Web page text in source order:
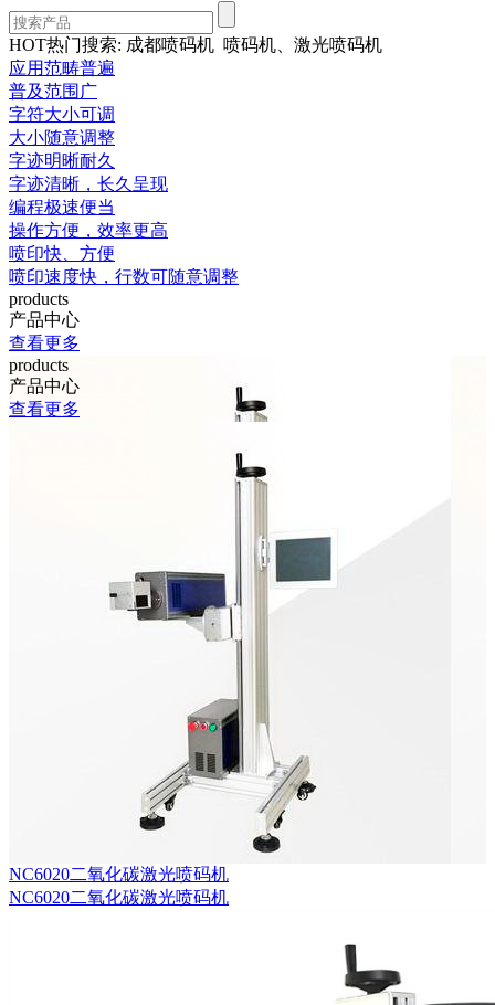
HOT热门搜索: 成都喷码机 喷码机、激光喷码机
应用范畴普遍
普及范围广
字符大小可调
大小随意调整
字迹明晰耐久
字迹清晰，长久呈现
编程极速便当
操作方便，效率更高
喷印快、方便
喷印速度快，行数可随意调整
products
产品中心
查看更多
products
产品中心
查看更多
NC6020二氧化碳激光喷码机
NC6020二氧化碳激光喷码机